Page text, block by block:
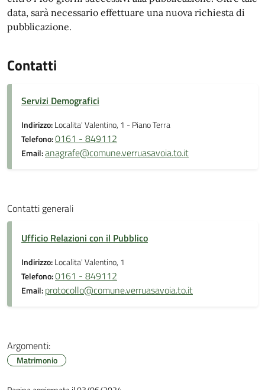
data, sarà necessario effettuare una nuova richiesta di
pubblicazione.
Contatti
Servizi Demografici
Indirizzo:Localita' Valentino, 1 - Piano Terra
Telefono:0161 - 849112
Email:anagrafe@comune.verruasavoia.to.it
Contatti generali
Ufficio Relazioni con il Pubblico
Indirizzo:Localita' Valentino, 1
Telefono:0161 - 849112
Email:protocollo@comune.verruasavoia.to.it
Argomenti:
Matrimonio